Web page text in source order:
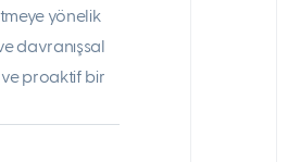
yönelik
davranışsal
proaktif bir